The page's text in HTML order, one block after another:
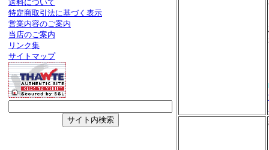
送料について
特定商取引法に基づく表示
営業内容のご案内
当店のご案内
リンク集
サイトマップ